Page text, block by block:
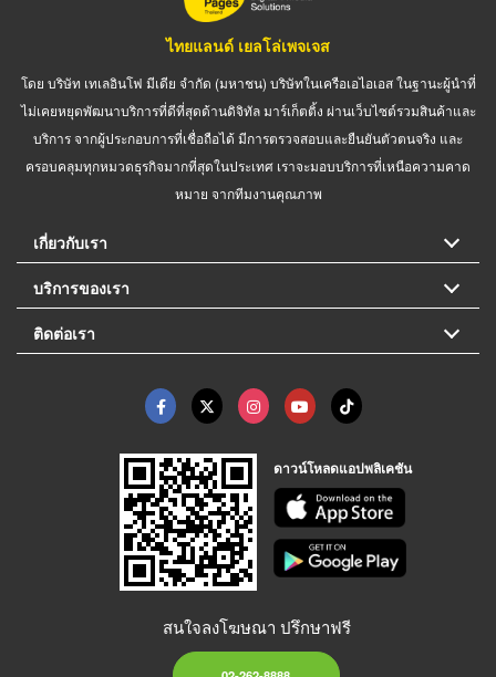
ไทยแลนด์ เยลโล่เพจเจส
โดย บริษัท เทเลอินโฟ มีเดีย จำกัด (มหาชน) บริษัทในเครือเอไอเอส ในฐานะผู้นำที่
ไม่เคยหยุดพัฒนาบริการที่ดีที่สุดด้านดิจิทัล มาร์เก็ตติ้ง ผ่านเว็บไซต์รวมสินค้าและ
บริการ จากผู้ประกอบการที่เชื่อถือได้ มีการตรวจสอบและยืนยันตัวตนจริง และ
ครอบคลุมทุกหมวดธุรกิจมากที่สุดในประเทศ เราจะมอบบริการที่เหนือความคาด
หมาย จากทีมงานคุณภาพ
เกี่ยวกับเรา
บริการของเรา
ติดต่อเรา
ดาวน์โหลดแอปพลิเคชัน
สนใจลงโฆษณา ปรึกษาฟรี